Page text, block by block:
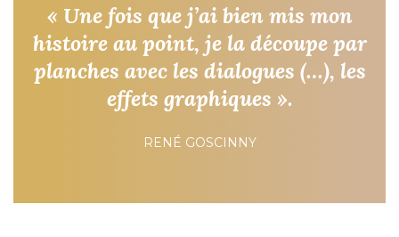
« Une fois que j’ai bien mis mon
histoire au point, je la découpe par
planches avec les dialogues (…), les
effets graphiques ».
RENÉ GOSCINNY